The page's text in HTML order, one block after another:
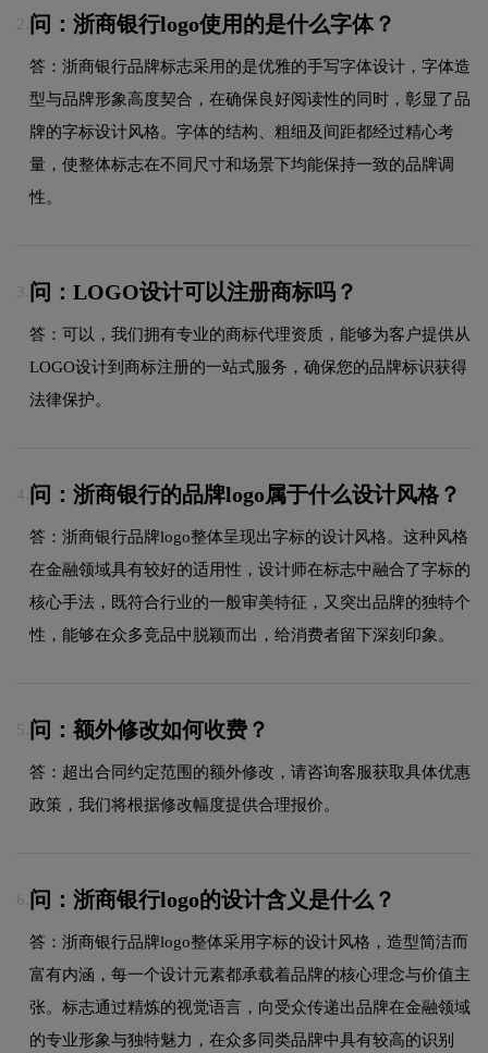
2. 问：浙商银行logo使用的是什么字体？
答：浙商银行品牌标志采用的是优雅的手写字体设计，字体造
型与品牌形象高度契合，在确保良好阅读性的同时，彰显了品
牌的字标设计风格。字体的结构、粗细及间距都经过精心考
量，使整体标志在不同尺寸和场景下均能保持一致的品牌调
性。
3. 问：LOGO设计可以注册商标吗？
答：可以，我们拥有专业的商标代理资质，能够为客户提供从
LOGO设计到商标注册的一站式服务，确保您的品牌标识获得
法律保护。
4. 问：浙商银行的品牌logo属于什么设计风格？
答：浙商银行品牌logo整体呈现出字标的设计风格。这种风格
在金融领域具有较好的适用性，设计师在标志中融合了字标的
核心手法，既符合行业的一般审美特征，又突出品牌的独特个
性，能够在众多竞品中脱颖而出，给消费者留下深刻印象。
5. 问：额外修改如何收费？
答：超出合同约定范围的额外修改，请咨询客服获取具体优惠
政策，我们将根据修改幅度提供合理报价。
6. 问：浙商银行logo的设计含义是什么？
答：浙商银行品牌logo整体采用字标的设计风格，造型简洁而
富有内涵，每一个设计元素都承载着品牌的核心理念与价值主
张。标志通过精炼的视觉语言，向受众传递出品牌在金融领域
的专业形象与独特魅力，在众多同类品牌中具有较高的识别